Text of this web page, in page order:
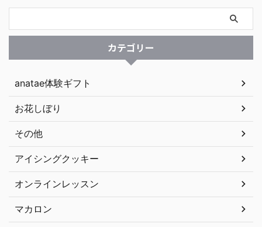
カテゴリー
anatae体験ギフト
お花しぼり
その他
アイシングクッキー
オンラインレッスン
マカロン